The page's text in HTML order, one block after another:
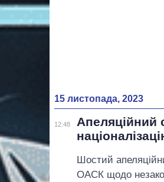
15 листопада, 2023
12:48
Апеляційний
Шостий
ОАСК щодо